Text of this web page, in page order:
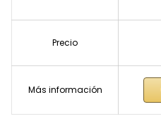
Precio
Más información